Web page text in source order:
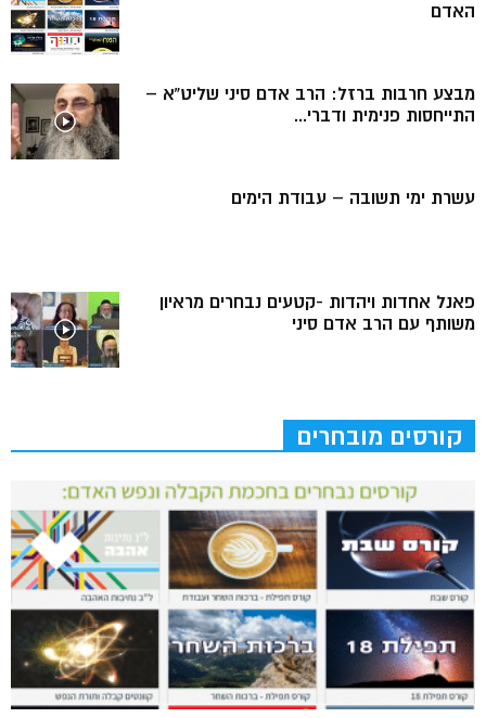
האדם
מבצע חרבות ברזל: הרב אדם סיני שליט”א –
התייחסות פנימית ודברי...
עשרת ימי תשובה – עבודת הימים
פאנל אחדות ויהדות -קטעים נבחרים מראיון
משותף עם הרב אדם סיני
קורסים מובחרים